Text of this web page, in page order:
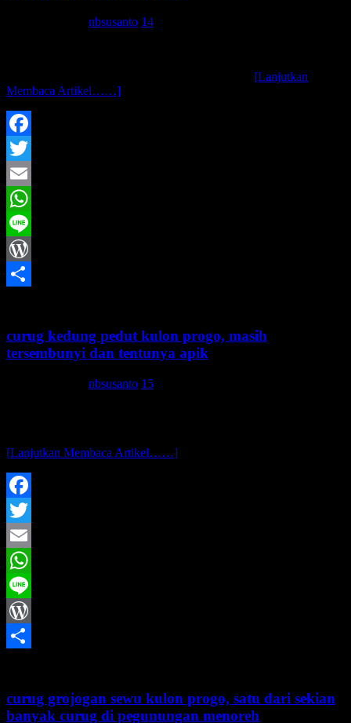
nbsusanto 14
[Lanjutkan
Membaca Artikel……]
Facebook
Twitter
Email
WhatsApp
Line
WordPress
curug kedung pedut kulon progo, masih
tersembunyi dan tentunya apik
nbsusanto 15
[Lanjutkan Membaca Artikel……]
Facebook
Twitter
Email
WhatsApp
Line
WordPress
curug grojogan sewu kulon progo, satu dari sekian
banyak curug di pegunungan menoreh